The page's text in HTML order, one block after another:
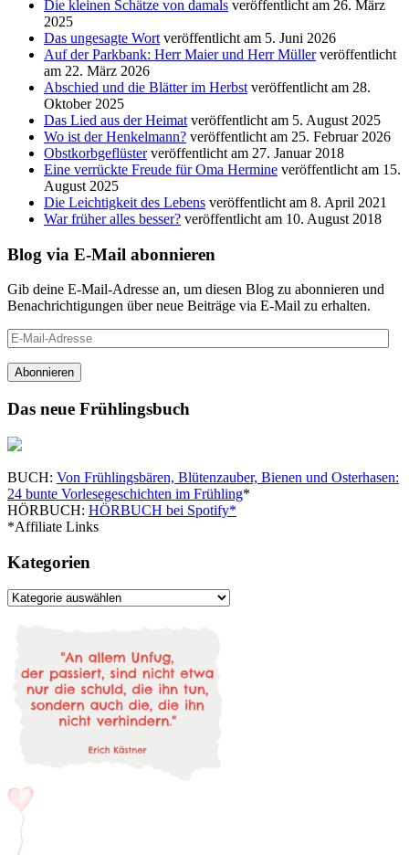
Die kleinen Schätze von damals veröffentlicht am 26. März
2025
Das ungesagte Wort veröffentlicht am 5. Juni 2026
Auf der Parkbank: Herr Maier und Herr Müller veröffentlicht
am 22. März 2026
Abschied und die Blätter im Herbst veröffentlicht am 28.
Oktober 2025
Das Lied aus der Heimat veröffentlicht am 5. August 2025
Wo ist der Henkelmann? veröffentlicht am 25. Februar 2026
Obstkorbgeflüster veröffentlicht am 27. Januar 2018
Eine verrückte Freude für Oma Hermine veröffentlicht am 15.
August 2025
Die Leichtigkeit des Lebens veröffentlicht am 8. April 2021
War früher alles besser? veröffentlicht am 10. August 2018
Blog via E-Mail abonnieren
Gib deine E-Mail-Adresse an, um diesen Blog zu abonnieren und
Benachrichtigungen über neue Beiträge via E-Mail zu erhalten.
E-
Mail-
Adresse
Abonnieren
Das neue Frühlingsbuch
BUCH: Von Frühlingsbären, Blütenzauber, Bienen und Osterhasen:
24 bunte Vorlesegeschichten im Frühling*
HÖRBUCH: HÖRBUCH bei Spotify*
*Affiliate Links
Kategorien
Kategorien